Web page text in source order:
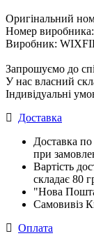
Оригінальний
Номер
Виробник:
Запрошуємо до
У нас власний
Індивідуальні
Доставка
Доставка
при
Вартість
складає 80
"Нова
Самовивіз
Оплата